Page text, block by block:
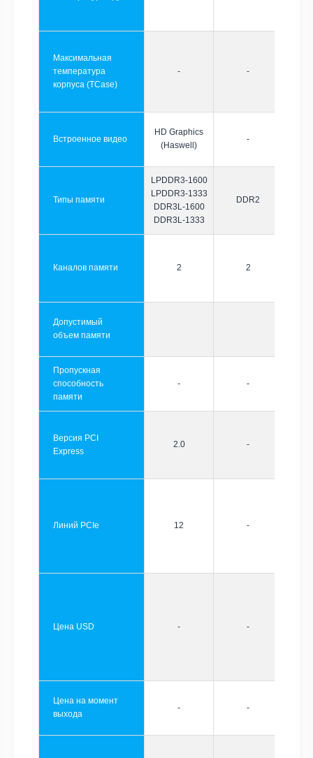
Максимальная
температура
корпуса (TCase)
- -
Встроенное видео
HD Graphics
(Haswell)
-
Типы памяти
LPDDR3-1600
LPDDR3-1333
DDR3L-1600
DDR3L-1333
DDR2
Каналов памяти 2 2
Допустимый
объем памяти
Пропускная
способность
памяти
- -
Версия PCI
Express
2.0 -
Линий PCIe 12 -
Цена USD - -
Цена на момент
выхода
- -